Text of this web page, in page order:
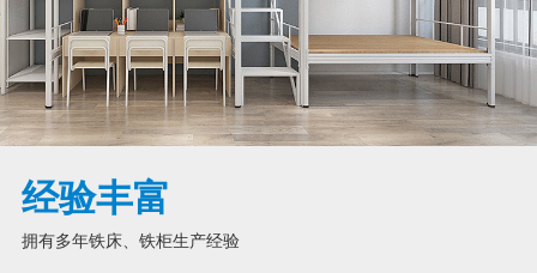
经验丰富
拥有多年铁床、铁柜生产经验